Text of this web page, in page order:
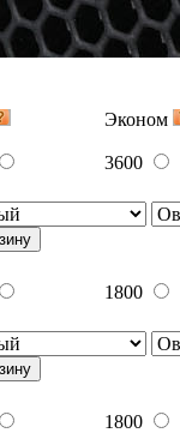
Эконом
3600
1800
1800